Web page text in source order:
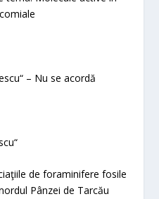
– Nu se acordă
de foraminifere fosile
Pânzei de Tarcău